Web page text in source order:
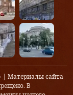
| Материалы сайта
В